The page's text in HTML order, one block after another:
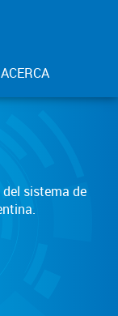
ACERCA
sistema de